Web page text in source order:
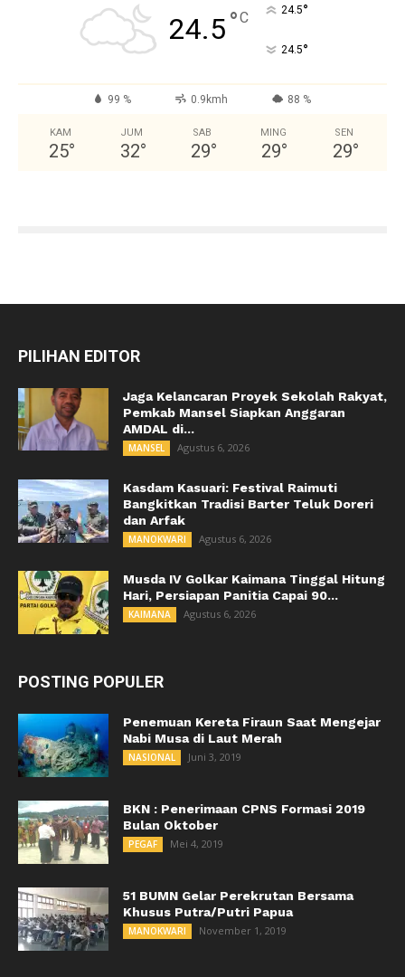
24.5°C 24.5°
24.5°
99 % 0.9kmh 88 %
KAM
25°
JUM
32°
SAB
29°
MING
29°
SEN
29°
PILIHAN EDITOR
Jaga Kelancaran Proyek Sekolah Rakyat,
Pemkab Mansel Siapkan Anggaran
AMDAL di...
MANSEL Agustus 6, 2026
Kasdam Kasuari: Festival Raimuti
Bangkitkan Tradisi Barter Teluk Doreri
dan Arfak
MANOKWARI Agustus 6, 2026
Musda IV Golkar Kaimana Tinggal Hitung
Hari, Persiapan Panitia Capai 90...
KAIMANA Agustus 6, 2026
POSTING POPULER
Penemuan Kereta Firaun Saat Mengejar
Nabi Musa di Laut Merah
NASIONAL Juni 3, 2019
BKN : Penerimaan CPNS Formasi 2019
Bulan Oktober
PEGAF Mei 4, 2019
51 BUMN Gelar Perekrutan Bersama
Khusus Putra/Putri Papua
MANOKWARI November 1, 2019